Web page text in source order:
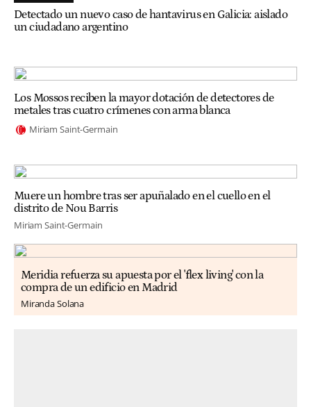
Detectado un nuevo caso de hantavirus en Galicia: aislado
un ciudadano argentino
Los Mossos reciben la mayor dotación de detectores de
metales tras cuatro crímenes con arma blanca
Miriam Saint-Germain
Muere un hombre tras ser apuñalado en el cuello en el
distrito de Nou Barris
Miriam Saint-Germain
Meridia refuerza su apuesta por el 'flex living' con la
compra de un edificio en Madrid
Miranda Solana